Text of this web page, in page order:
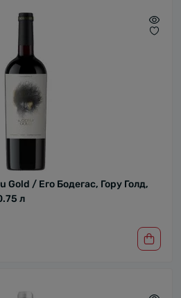
Gold / Его Бодегас, Гору Голд,
л